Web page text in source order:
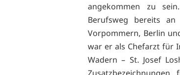
angekommen zu
Berufsweg bereits
Vorpommern, Berlin
war er als Chefarzt für
Wadern – St. Josef